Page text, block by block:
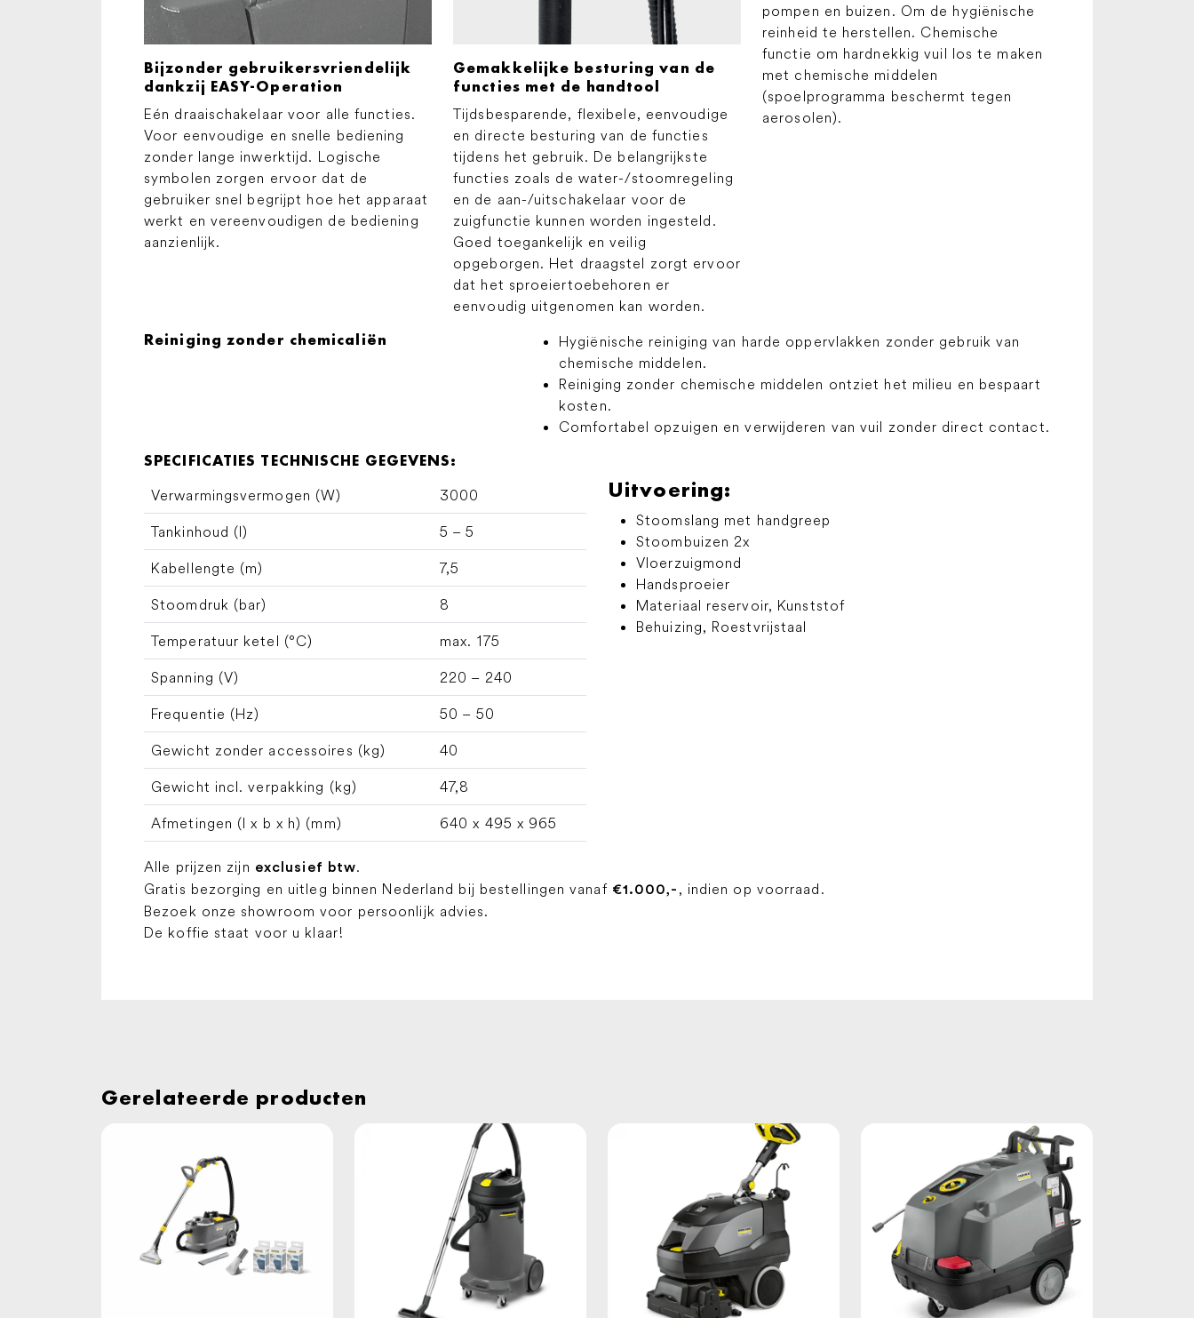
Bijzonder gebruikersvriendelijk
dankzij EASY-Operation
Eén draaischakelaar voor alle functies.
Voor eenvoudige en snelle bediening
zonder lange inwerktijd. Logische
symbolen zorgen ervoor dat de
gebruiker snel begrijpt hoe het apparaat
werkt en vereenvoudigen de bediening
aanzienlijk.
Gemakkelijke besturing van de
functies met de handtool
Tijdsbesparende, flexibele, eenvoudige
en directe besturing van de functies
tijdens het gebruik. De belangrijkste
functies zoals de water-/stoomregeling
en de aan-/uitschakelaar voor de
zuigfunctie kunnen worden ingesteld.
Goed toegankelijk en veilig
opgeborgen. Het draagstel zorgt ervoor
dat het sproeiertoebehoren er
eenvoudig uitgenomen kan worden.
pompen en buizen. Om de hygiënische
reinheid te herstellen. Chemische
functie om hardnekkig vuil los te maken
met chemische middelen
(spoelprogramma beschermt tegen
aerosolen).
Reiniging zonder chemicaliën
Hygiënische reiniging van harde oppervlakken zonder gebruik van
chemische middelen.
Reiniging zonder chemische middelen ontziet het milieu en bespaart
kosten.
Comfortabel opzuigen en verwijderen van vuil zonder direct contact.
SPECIFICATIES TECHNISCHE GEGEVENS:
Verwarmingsvermogen (W) 3000
Tankinhoud (l) 5 – 5
Kabellengte (m) 7,5
Stoomdruk (bar) 8
Temperatuur ketel (°C) max. 175
Spanning (V) 220 – 240
Frequentie (Hz) 50 – 50
Gewicht zonder accessoires (kg) 40
Gewicht incl. verpakking (kg) 47,8
Afmetingen (l x b x h) (mm) 640 x 495 x 965
Uitvoering:
Stoomslang met handgreep
Stoombuizen 2x
Vloerzuigmond
Handsproeier
Materiaal reservoir, Kunststof
Behuizing, Roestvrijstaal
Alle prijzen zijn exclusief btw.
Gratis bezorging en uitleg binnen Nederland bij bestellingen vanaf €1.000,- , indien op voorraad.
Bezoek onze showroom voor persoonlijk advies.
De koffie staat voor u klaar!
Gerelateerde producten